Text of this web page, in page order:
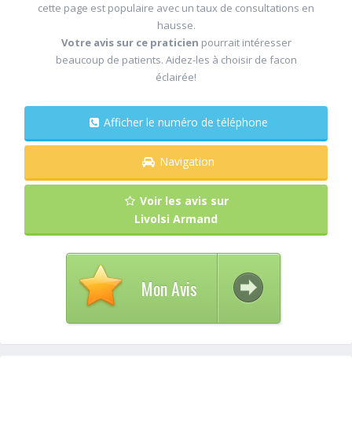
cette page est populaire avec un taux de consultations en
hausse.
Votre avis sur ce praticien pourrait intéresser
beaucoup de patients. Aidez-les à choisir de facon
éclairée!
Afficher le numéro de téléphone
Navigation
Voir les avis sur
Livolsi Armand
Mon Avis